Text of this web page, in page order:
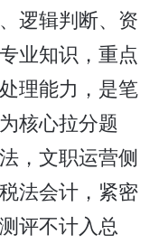
逻辑判断、资
业知识，重点
理能力，是笔
核心拉分题
，文职运营侧
法会计，紧密
评不计入总